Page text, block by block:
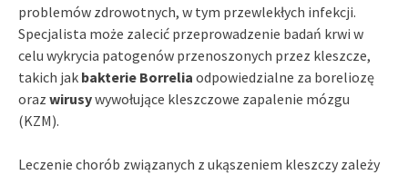
problemów zdrowotnych, w tym przewlekłych infekcji.
Specjalista może zalecić przeprowadzenie badań krwi w
celu wykrycia patogenów przenoszonych przez kleszcze,
takich jak bakterie Borrelia odpowiedzialne za boreliozę
oraz wirusywywołujące kleszczowe zapalenie mózgu
(KZM).
Leczenie chorób związanych z ukąszeniem kleszczy zależy